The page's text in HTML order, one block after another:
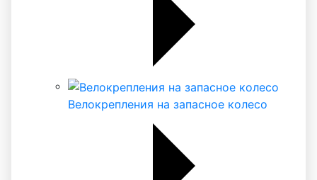
Велокрепления на запасное колесо